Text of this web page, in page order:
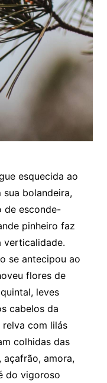
esquecida ao
bolandeira,
de esconde-
pinheiro faz
verticalidade.
se antecipou ao
flores de
leves
cabelos da
com lilás
colhidas das
açafrão, amora,
do vigoroso